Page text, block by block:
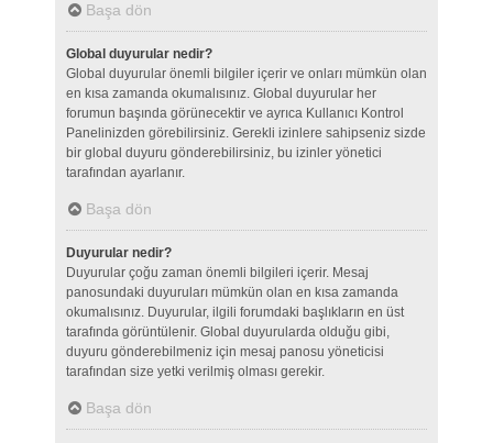
Başa dön
Global duyurular nedir?
Global duyurular önemli bilgiler içerir ve onları mümkün olan
en kısa zamanda okumalısınız. Global duyurular her
forumun başında görünecektir ve ayrıca Kullanıcı Kontrol
Panelinizden görebilirsiniz. Gerekli izinlere sahipseniz sizde
bir global duyuru gönderebilirsiniz, bu izinler yönetici
tarafından ayarlanır.
Başa dön
Duyurular nedir?
Duyurular çoğu zaman önemli bilgileri içerir. Mesaj
panosundaki duyuruları mümkün olan en kısa zamanda
okumalısınız. Duyurular, ilgili forumdaki başlıkların en üst
tarafında görüntülenir. Global duyurularda olduğu gibi,
duyuru gönderebilmeniz için mesaj panosu yöneticisi
tarafından size yetki verilmiş olması gerekir.
Başa dön